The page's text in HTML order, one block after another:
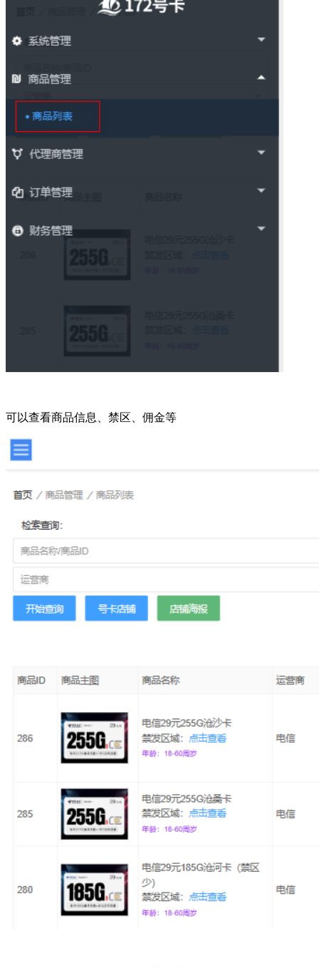
可以查看商品信息、禁区、佣金等